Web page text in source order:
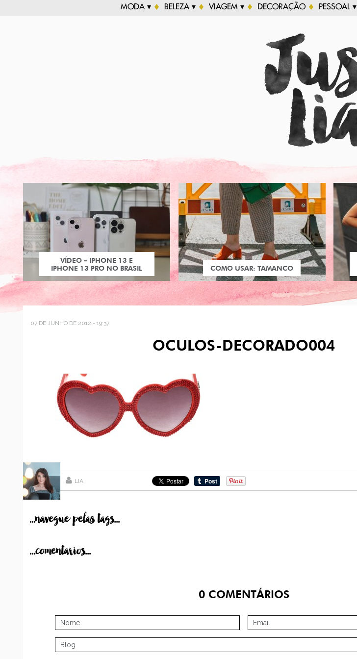
MODA ▾ BELEZA ▾ VIAGEM ▾ DECORAÇÃO PESSOAL ▾
VÍDEO – IPHONE 13 E
IPHONE 13 PRO NO BRASIL
COMO USAR: TAMANCO
07 DE JUNHO DE 2012 - 19:37
OCULOS-DECORADO004
LIA
...navegue pelas tags...
...comentarios...
0COMENTÁRIOS